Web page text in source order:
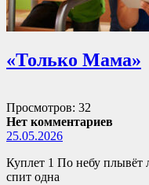
«Только Мама»
Просмотров: 32
Нет комментариев
25.05.2026
Куплет 1 По небу плывёт
спит одна